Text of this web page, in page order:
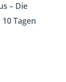
– Die
Tagen